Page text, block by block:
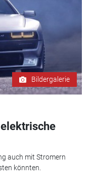
Bildergalerie
auch mit Stromern
könnten.